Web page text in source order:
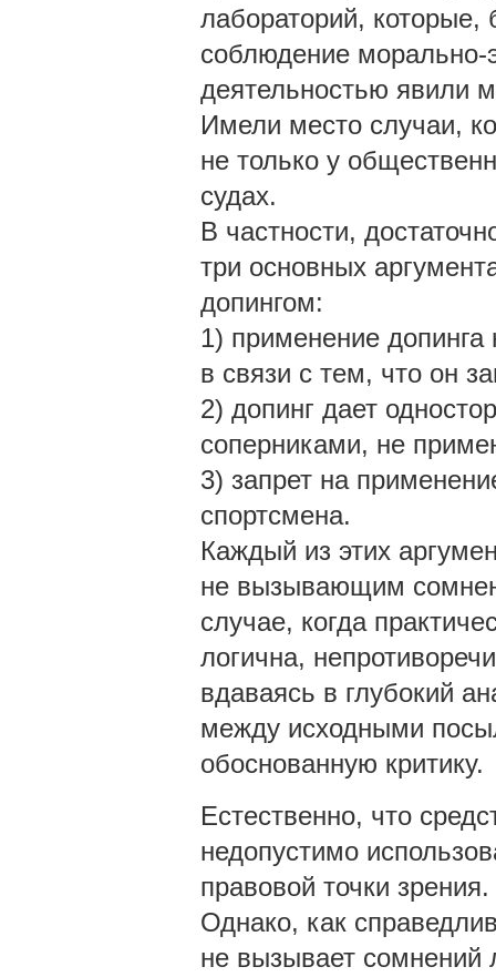
лабораторий, которые,
соблюдение морально-
деятельностью явили
Имели место случаи,
не только у
судах.
В частности,
три основных
допингом:
1) применение
в связи с тем, что он
2) допинг дает
соперниками, не
3) запрет на
спортсмена.
Каждый из этих
не вызывающим
случае, когда
логична,
вдаваясь в глубокий
между исходными
обоснованную критику.
Естественно, что
недопустимо
правовой точки
Однако, как
не вызывает сомнений